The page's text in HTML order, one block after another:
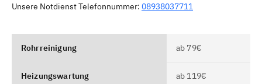
Unsere Notdienst Telefonnummer: 08938037711
Rohrreinigung ab 79€
Heizungswartung ab 119€